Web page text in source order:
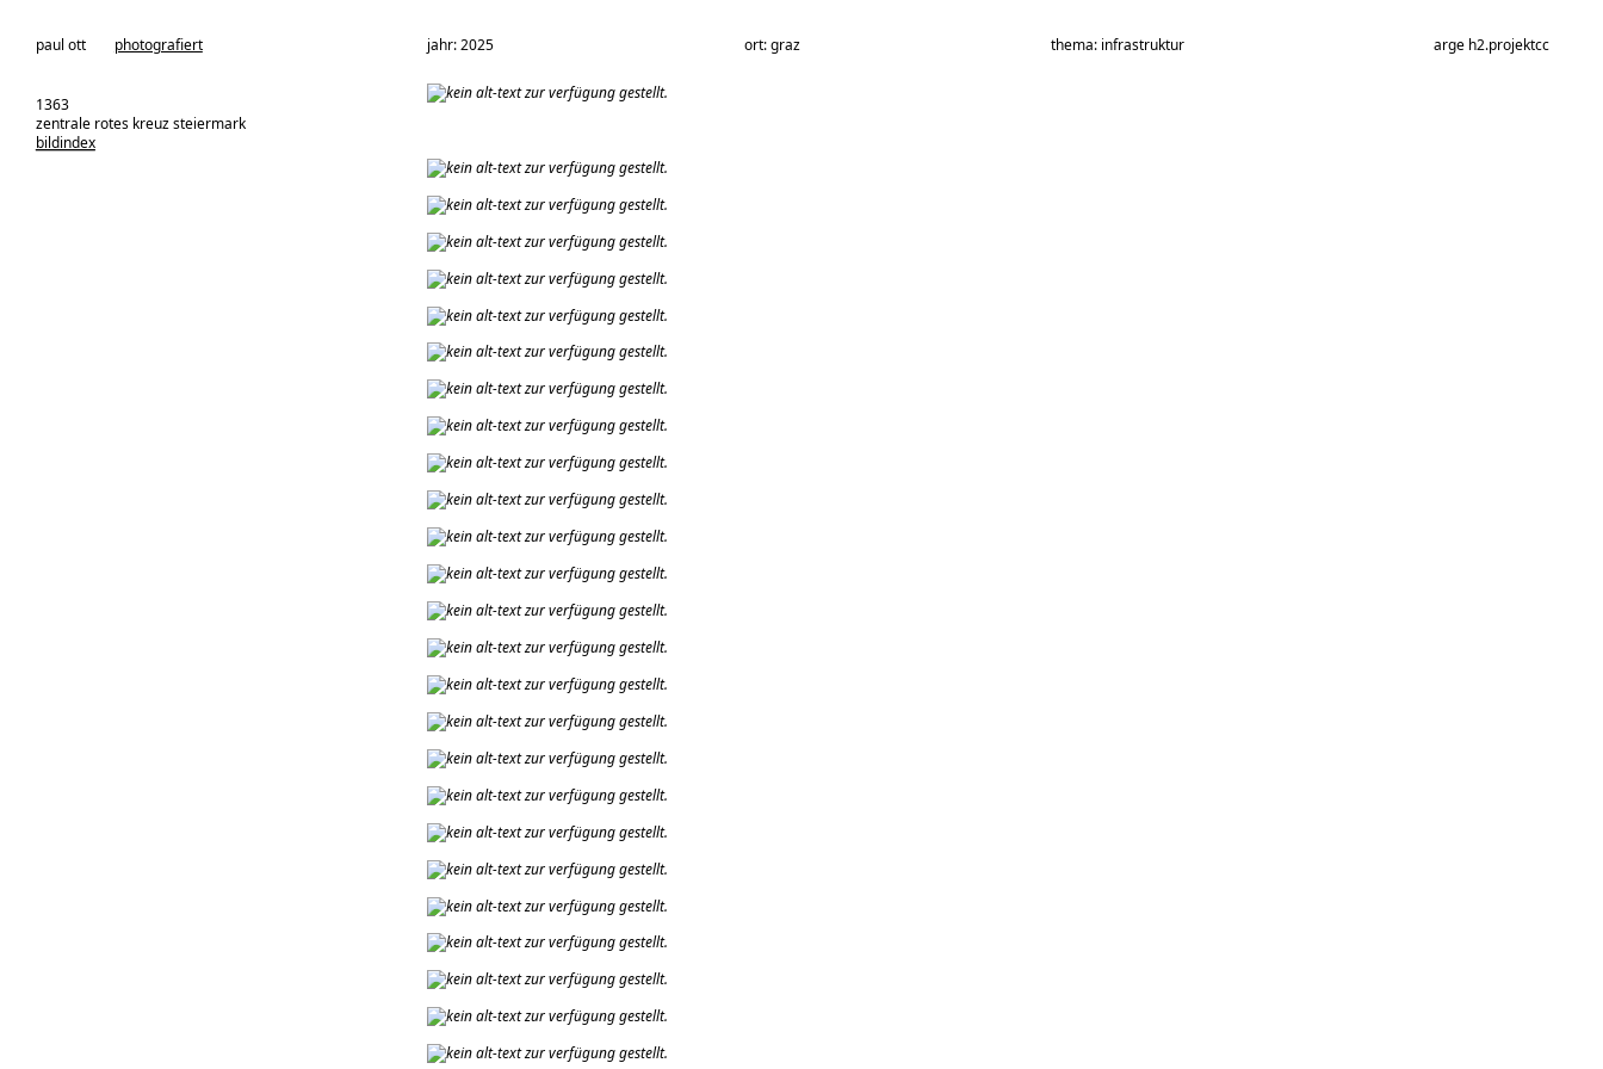
paul ott photografiert jahr: 2025 ort: graz thema: infrastruktur
arge h2.projektcc
1363
zentrale rotes kreuz steiermark
bildindex